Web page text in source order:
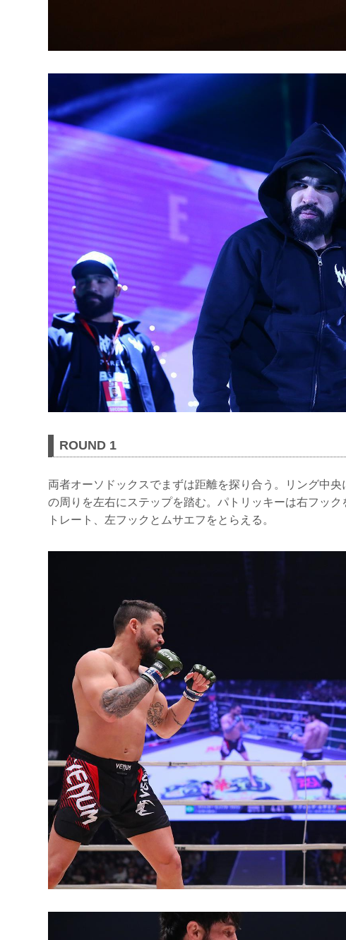
ROUND 1
両者オーソドックスでまずは距離を探り合う。リング中
の周りを左右にステップを踏む。パトリッキーは右フッ
トレート、左フックとムサエフをとらえる。